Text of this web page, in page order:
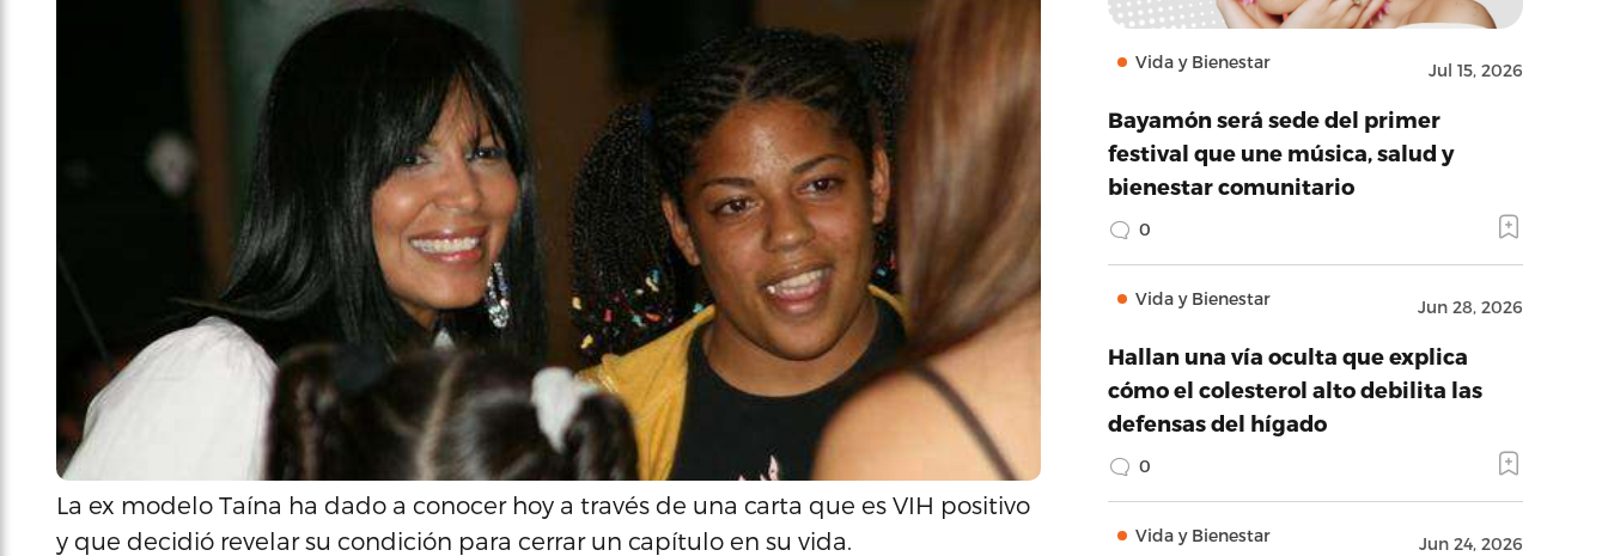
La ex modelo Taína ha dado a conocer hoy a través de una carta que es VIH positivo
y que decidió revelar su condición para cerrar un capítulo en su vida.
Vida y Bienestar Jul 15, 2026
Bayamón será sede del primer
festival que une música, salud y
bienestar comunitario
0
Vida y Bienestar Jun 28, 2026
Hallan una vía oculta que explica
cómo el colesterol alto debilita las
defensas del hígado
0
Vida y Bienestar Jun 24, 2026